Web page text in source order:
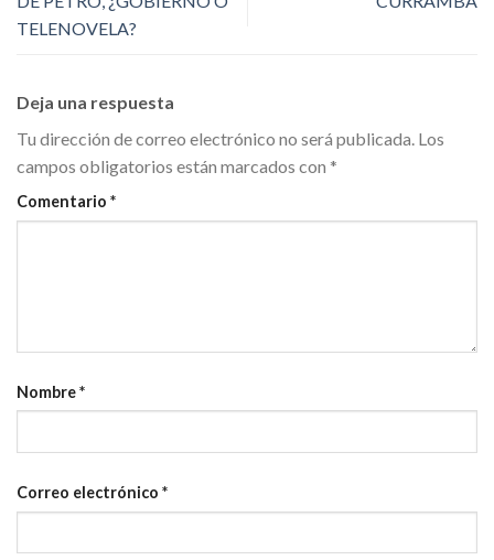
TELENOVELA?
Deja una respuesta
Tu dirección de correo electrónico no será publicada. Los
campos obligatorios están marcados con *
Comentario *
Nombre*
Correo electrónico *